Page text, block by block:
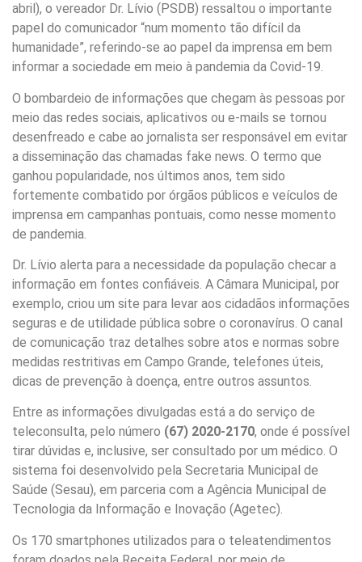
abril), o vereador Dr. Lívio (PSDB) ressaltou o importante
papel do comunicador “num momento tão difícil da
humanidade”, referindo-se ao papel da imprensa em bem
informar a sociedade em meio à pandemia da Covid-19.
O bombardeio de informações que chegam às pessoas por
meio das redes sociais, aplicativos ou e-mails se tornou
desenfreado e cabe ao jornalista ser responsável em evitar
a disseminação das chamadas fake news. O termo que
ganhou popularidade, nos últimos anos, tem sido
fortemente combatido por órgãos públicos e veículos de
imprensa em campanhas pontuais, como nesse momento
de pandemia.
Dr. Lívio alerta para a necessidade da população checar a
informação em fontes confiáveis. A Câmara Municipal, por
exemplo, criou um site para levar aos cidadãos informações
seguras e de utilidade pública sobre o coronavírus. O canal
de comunicação traz detalhes sobre atos e normas sobre
medidas restritivas em Campo Grande, telefones úteis,
dicas de prevenção à doença, entre outros assuntos.
Entre as informações divulgadas está a do serviço de
teleconsulta, pelo número (67) 2020-2170, onde é possível
tirar dúvidas e, inclusive, ser consultado por um médico. O
sistema foi desenvolvido pela Secretaria Municipal de
Saúde (Sesau), em parceria com a Agência Municipal de
Tecnologia da Informação e Inovação (Agetec).
Os 170 smartphones utilizados para o teleatendimentos